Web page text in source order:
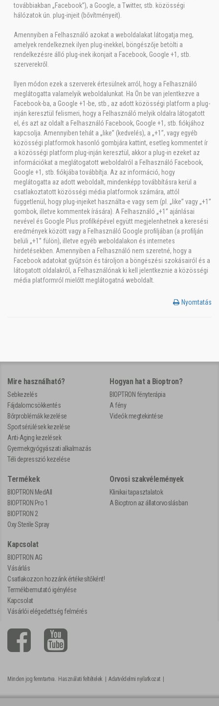
továbbiakban „Facebook”), a Google, a Twitter, stb. közösségi
hálózatok ún. plug-injeit (bővítményeit).
Amennyiben a Felhasználó azokat a weboldalakat látogatja meg,
amelyek rendelkeznek ilyen plug-inekkel, böngészője betölti a
rendelkezésre álló plug-inek ikonjait a Facebook, Google +1, stb.
szerverekről.
Ilyen módon ezek a szerverek értesülnek arról, hogy a Felhasználó
meglátogatta valamelyik weboldalunkat. Ha Ön be van jelentkezve a
Facebook-ba, a Google +1-be, stb., az adott közösségi platform a plug-
inján keresztül felismeri, hogy a Felhasználó melyik oldalra látogatott
el, és azt az oldalt a Felhasználó Facebook, Google +1, stb. fiókjához
kapcsolja. Amennyiben tehát a „like” (kedvelés), a „+1”, vagy egyéb
közösségi platformok hasonló gombjára kattint, esetleg kommentet ír
a közösségi platform plug-inján keresztül, akkor a plug-in ezeket az
információkat a meglátogatott weboldalról a Felhasználó Facebook,
Google +1, stb. fiókjába továbbítja. Az az információ, hogy
meglátogatta az adott weboldalt, mindenképp továbbításra kerül a
csatlakoztatott közösségi média platformok számára, attól
függetlenül, hogy plug-injeiket használta-e vagy sem (pl. „like” vagy „+1”
gombok, illetve kommentek írására). A Felhasználó „+1” ajánlásai
nevével és Google Plus profilképével együtt megjelenhetnek a keresési
eredmények között vagy a Felhasználó Google profiljában (a profilján
belüli „+1” fülön), illetve egyéb weboldalakon és internetes
hirdetésekben. Amennyiben a Felhasználó nem szeretné, hogy a
Facebook adatokat gyűjtsön és tároljon a böngészési szokásairól és a
látogatott oldalakról, a Felhasználónak ki kell jelentkeznie a közösségi
média platformról mielőtt meglátogatná weboldalt.
Nyomtatás
Mire használható?
Sebkezelés
Fájdalomcsökkentés
Bőrproblémák kezelése
Sportsérülések kezelése
Anti-Aging kezelések
Gyermekgyógyászati alkalmazás
Téli depresszió kezelése
Hogyan hat a Bioptron?
BIOPTRON fényterápia
A fény
Videók megtekintése
Termékek
BIOPTRON MedAll
BIOPTRON Pro 1
BIOPTRON 2
Oxy Sterile Spray
Orvosi szakvélemények
Klinikai tapasztalatok
A Bioptron az állatorvoslásban
Kapcsolat
BIOPTRON AG
Vásárlás
Csatlakozzon hozzánk értékesítőként!
Termékbemutató igénylése
Kapcsolat
Vásárlói elégedettség felmérés
Minden jog fenntartva. Használati feltételek Adatvédelmi nyilatkozat|